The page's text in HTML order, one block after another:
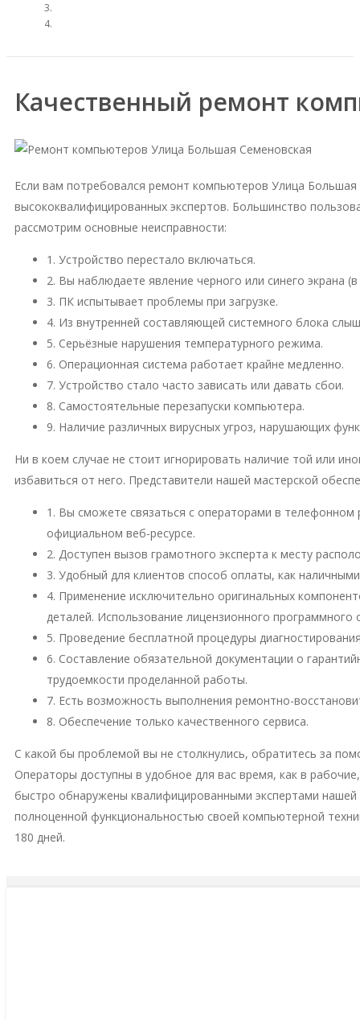
Качественный ремонт
Если вам потребовался ремонт компьютеров Улица
высококвалифицированных экспертов. Большинство
рассмотрим основные неисправности:
1. Устройство перестало включаться.
2. Вы наблюдаете явление черного или синего экрана
3. ПК испытывает проблемы при загрузке.
4. Из внутренней составляющей системного блока
5. Серьёзные нарушения температурного режима.
6. Операционная система работает крайне медленно.
7. Устройство стало часто зависать или давать сбои.
8. Самостоятельные перезапуски компьютера.
9. Наличие различных вирусных угроз, нарушающих
Ни в коем случае не стоит игнорировать наличие той или
избавиться от него. Представители нашей мастерской
1. Вы сможете связаться с операторами в
официальном веб-ресурсе.
2. Доступен вызов грамотного эксперта к месту
3. Удобный для клиентов способ оплаты, как
4. Применение исключительно оригинальных
деталей. Использование лицензионного
5. Проведение бесплатной процедуры
6. Составление обязательной документации о
трудоемкости проделанной работы.
7. Есть возможность выполнения ремонтно-
8. Обеспечение только качественного сервиса.
С какой бы проблемой вы не столкнулись, обратитесь за
Операторы доступны в удобное для вас время, как в
быстро обнаружены квалифицированными экспертами
полноценной функциональностью своей компьютерной
180 дней.